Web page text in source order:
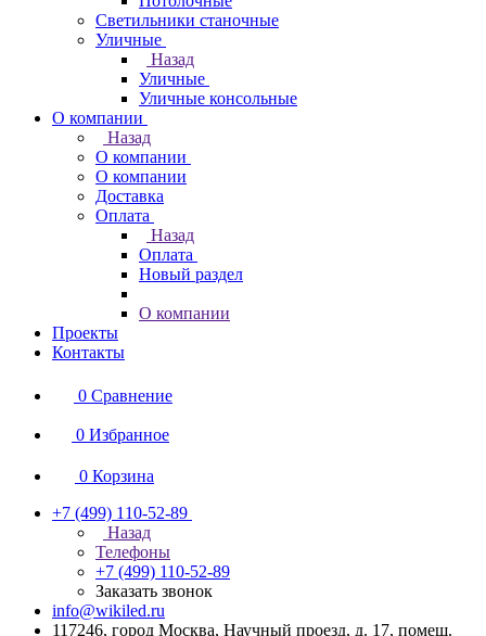
Светильники станочные
Уличные
Назад
Уличные
Уличные консольные
О компании
Назад
О компании
О компании
Доставка
Оплата
Назад
Оплата
Новый раздел
О компании
Проекты
Контакты
0 Сравнение
0 Избранное
0 Корзина
+7 (499) 110-52-89
Назад
Телефоны
+7 (499) 110-52-89
Заказать звонок
info@wikiled.ru
117246, город Москва, Научный проезд, д. 17, помещ.